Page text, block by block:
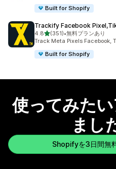
Built for Shopify
Trackify Facebook
4.85つ星中
(351)
合計レビュー数：351件
•無料プランあり
Track Meta Pixels Facebook,
Built for Shopify
使ってみた
まし
Shopifyを3日間無